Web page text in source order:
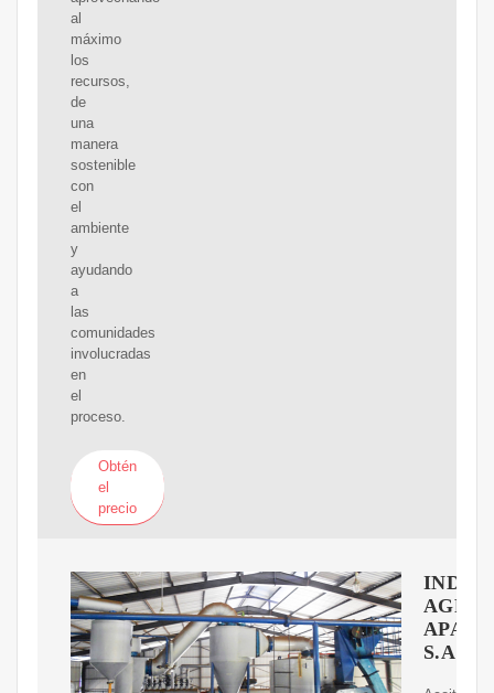
al
máximo
los
recursos,
de
una
manera
sostenible
con
el
ambiente
y
ayudando
a
las
comunidades
involucradas
en
el
proceso.
Obtén
el
precio
S.A